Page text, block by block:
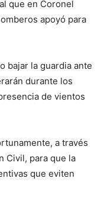
que en Coronel
apoyó para
bajar la guardia ante
durante los
de vientos
a través
Civil, para que la
que eviten